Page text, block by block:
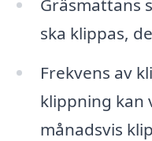
Gräsmattans
ska klippas,
Frekvens av
klippning kan
månadsvis